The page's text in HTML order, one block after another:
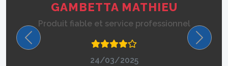
GAMBETTA MATHIEU
Produit fiable et service professionnel
24/03/2025
Précédent